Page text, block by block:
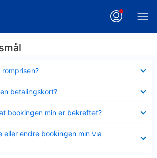
betalingskort?
bookingen min er bekreftet?
eller endre bookingen min via